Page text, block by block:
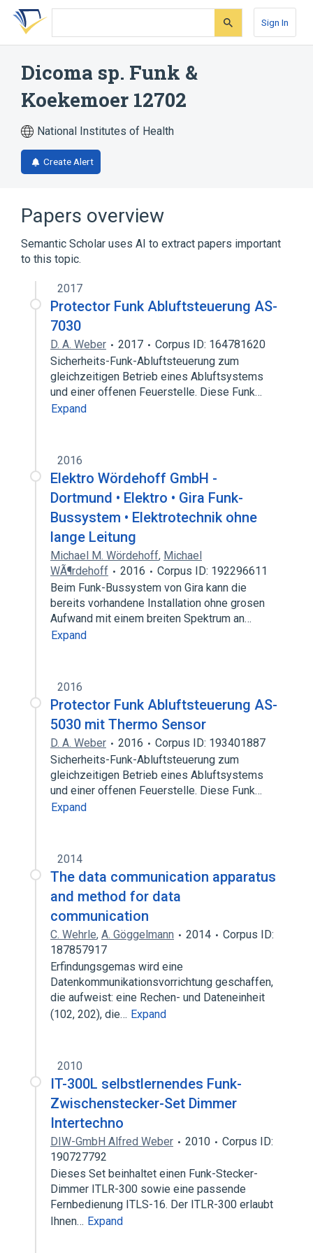
Skip
search
Skip
Skip
account
Sign In
Dicoma sp. Funk &
Koekemoer 12702
National Institutes of Health
Create Alert
Papers overview
Semantic Scholar uses AI to extract papers important
to this topic.
2017
Protector Funk Abluftsteuerung AS-
7030
D. A. Weber 2017
Corpus ID: 164781620
Sicherheits-Funk-Abluftsteuerung zum
gleichzeitigen Betrieb eines Abluftsystems
und einer offenen Feuerstelle. Diese Funk…
Expand
2016
Elektro Wördehoff GmbH -
Dortmund • Elektro • Gira Funk-
Bussystem • Elektrotechnik ohne
lange Leitung
Michael M. Wördehoff, Michael
WÃ¶rdehoff
2016
Corpus ID: 192296611
Beim Funk-Bussystem von Gira kann die
bereits vorhandene Installation ohne grosen
Aufwand mit einem breiten Spektrum an…
Expand
2016
Protector Funk Abluftsteuerung AS-
5030 mit Thermo Sensor
D. A. Weber 2016
Corpus ID: 193401887
Sicherheits-Funk-Abluftsteuerung zum
gleichzeitigen Betrieb eines Abluftsystems
und einer offenen Feuerstelle. Diese Funk…
Expand
2014
The data communication apparatus
and method for data
communication
C. Wehrle, A. Göggelmann 2014
Corpus ID:
187857917
Erfindungsgemas wird eine
Datenkommunikationsvorrichtung geschaffen,
die aufweist: eine Rechen- und Dateneinheit
(102, 202), die… Expand
2010
IT-300L selbstlernendes Funk-
Zwischenstecker-Set Dimmer
Intertechno
DIW-GmbH Alfred Weber 2010
Corpus ID:
190727792
Dieses Set beinhaltet einen Funk-Stecker-
Dimmer ITLR-300 sowie eine passende
Fernbedienung ITLS-16. Der ITLR-300 erlaubt
Ihnen… Expand